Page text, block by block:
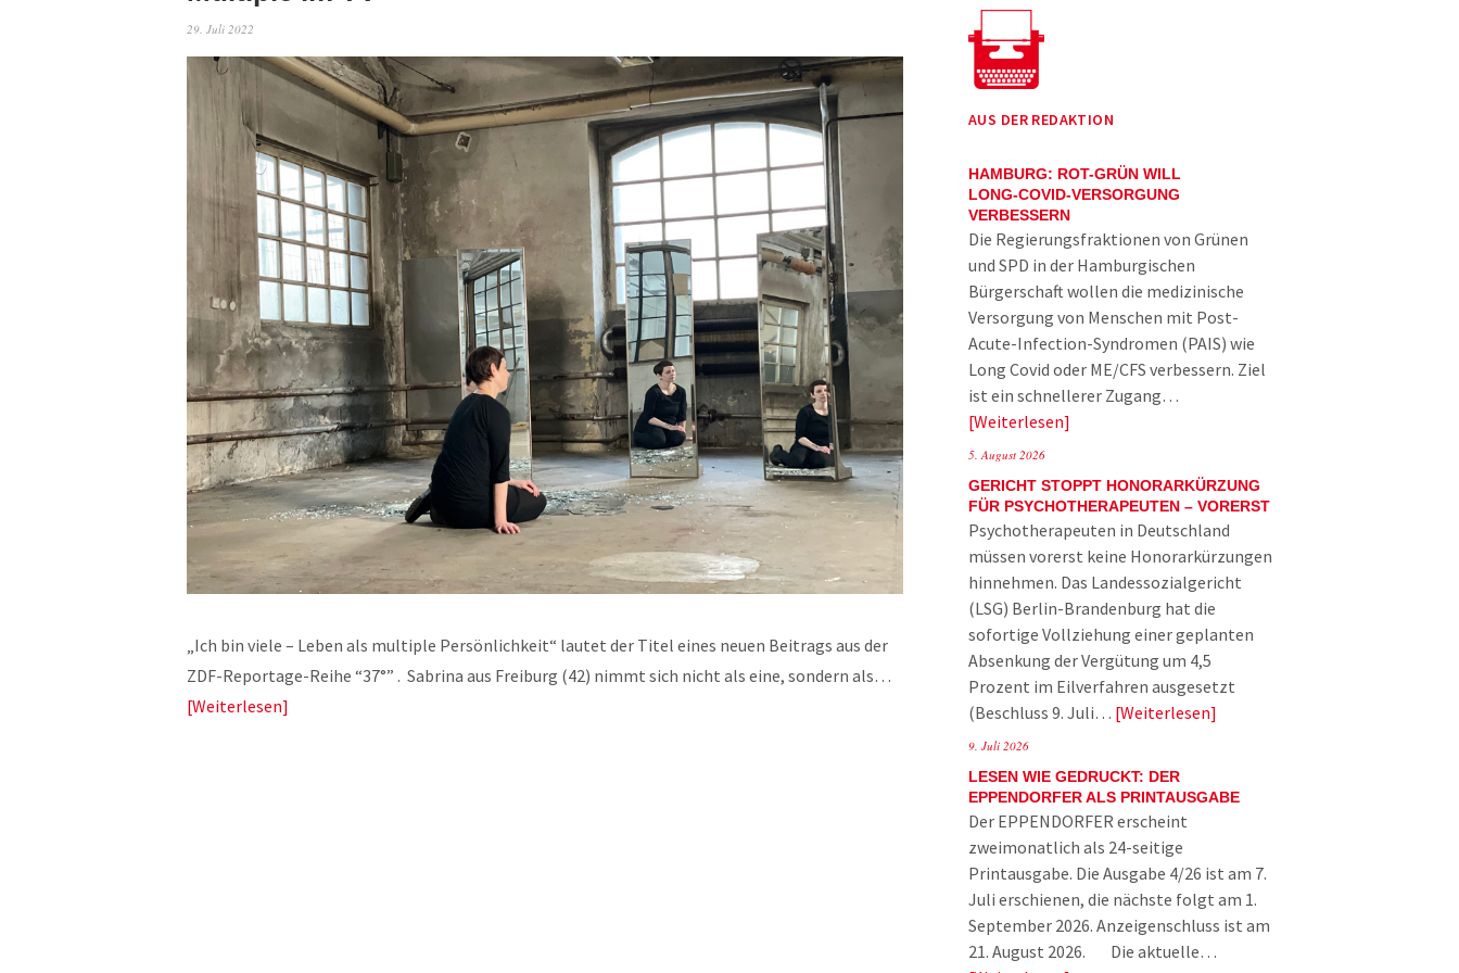
29. Juli 2022
„Ich bin viele – Leben als multiple Persönlichkeit“ lautet der Titel eines neuen Beitrags aus der
ZDF-Reportage-Reihe “37°” . Sabrina aus Freiburg (42) nimmt sich nicht als eine, sondern als…
Weiterlesen
AUS DER REDAKTION
HAMBURG: ROT-GRÜN WILL
LONG-COVID-VERSORGUNG
VERBESSERN
Die Regierungsfraktionen von Grünen
und SPD in der Hamburgischen
Bürgerschaft wollen die medizinische
Versorgung von Menschen mit Post-
Acute-Infection-Syndromen (PAIS) wie
Long Covid oder ME/CFS verbessern. Ziel
ist ein schnellerer Zugang…
Weiterlesen
5. August 2026
GERICHT STOPPT HONORARKÜRZUNG
FÜR PSYCHOTHERAPEUTEN – VORERST
Psychotherapeuten in Deutschland
müssen vorerst keine Honorarkürzungen
hinnehmen. Das Landessozialgericht
(LSG) Berlin-Brandenburg hat die
sofortige Vollziehung einer geplanten
Absenkung der Vergütung um 4,5
Prozent im Eilverfahren ausgesetzt
(Beschluss 9. Juli… Weiterlesen
9. Juli 2026
LESEN WIE GEDRUCKT: DER
EPPENDORFER ALS PRINTAUSGABE
Der EPPENDORFER erscheint
zweimonatlich als 24-seitige
Printausgabe. Die Ausgabe 4/26 ist am 7.
Juli erschienen, die nächste folgt am 1.
September 2026. Anzeigenschluss ist am
21. August 2026. Die aktuelle…